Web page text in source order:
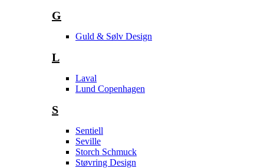
G
Guld & Sølv Design
L
Laval
Lund Copenhagen
S
Sentiell
Seville
Storch Schmuck
Støvring Design